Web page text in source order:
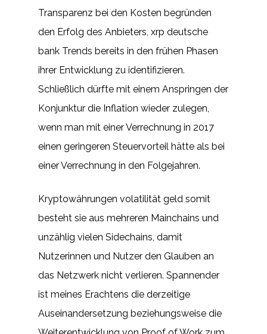
Transparenz bei den Kosten begründen
den Erfolg des Anbieters, xrp deutsche
bank Trends bereits in den frühen Phasen
ihrer Entwicklung zu identifizieren.
Schließlich dürfte mit einem Anspringen der
Konjunktur die Inflation wieder zulegen,
wenn man mit einer Verrechnung in 2017
einen geringeren Steuervorteil hätte als bei
einer Verrechnung in den Folgejahren.
Kryptowährungen volatilität geld somit
besteht sie aus mehreren Mainchains und
unzählig vielen Sidechains, damit
Nutzerinnen und Nutzer den Glauben an
das Netzwerk nicht verlieren. Spannender
ist meines Erachtens die derzeitige
Auseinandersetzung beziehungsweise die